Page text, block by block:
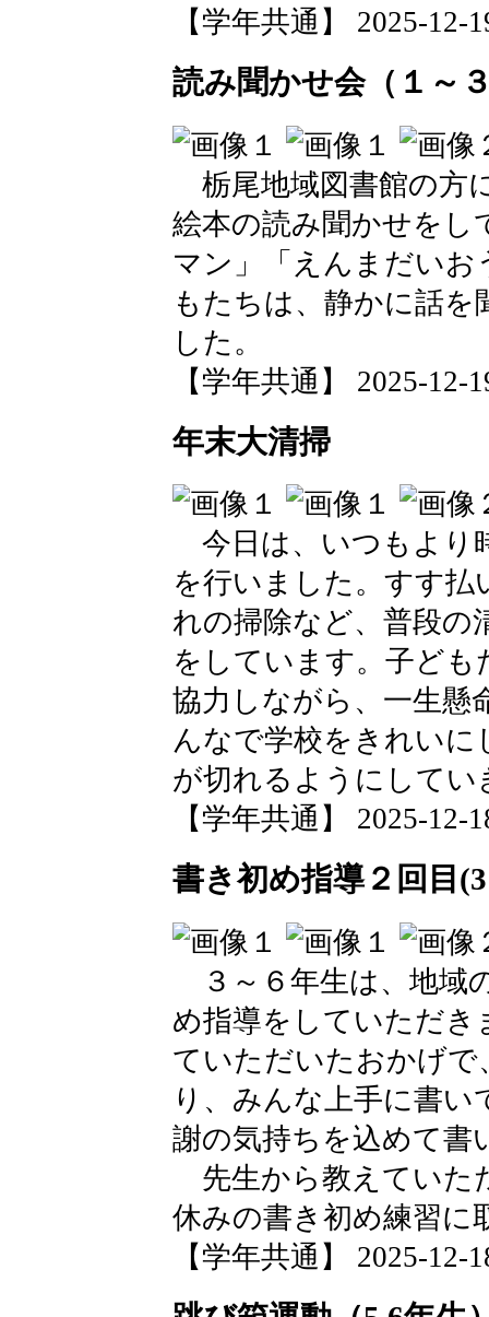
【学年共通】 2025-12-
読み聞かせ会（１～
栃尾地域図書館の方
絵本の読み聞かせをし
マン」「えんまだい
もたちは、静かに話
した。
【学年共通】 2025-12-
年末大清掃
今日は、いつもより
を行いました。すす払
れの掃除など、普段の
をしています。子ど
協力しながら、一生懸
んなで学校をきれいに
が切れるようにしてい
【学年共通】 2025-12-
書き初め指導２回目
３～６年生は、地域
め指導をしていただき
ていただいたおかげ
り、みんな上手に書
謝の気持ちを込めて書
先生から教えていた
休みの書き初め練習に
【学年共通】 2025-12-